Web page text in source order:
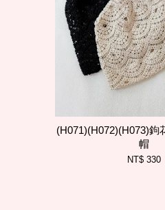
(H071)(H072)(H073)鉤
帽
NT$ 330